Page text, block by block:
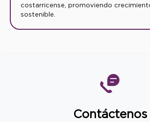
costarricense, promoviendo
sostenible.
Contáctenos